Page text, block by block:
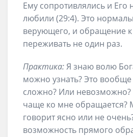
Ему сопротивлялись и
любили (29:4). Это
верующего, и обращение
переживать не один раз.
Практика:Я знаю волю
можно узнать? Это вообще
сложно? Или невозможно?
чаще ко мне обращается?
говорит ясно или не
возможность прямого